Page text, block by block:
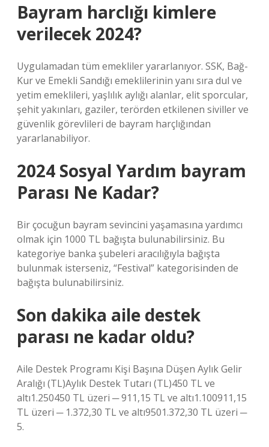
Bayram harclığı kimlere
verilecek 2024?
Uygulamadan tüm emekliler yararlanıyor. SSK, Bağ-
Kur ve Emekli Sandığı emeklilerinin yanı sıra dul ve
yetim emeklileri, yaşlılık aylığı alanlar, elit sporcular,
şehit yakınları, gaziler, terörden etkilenen siviller ve
güvenlik görevlileri de bayram harçlığından
yararlanabiliyor.
2024 Sosyal Yardım bayram
Parası Ne Kadar?
Bir çocuğun bayram sevincini yaşamasına yardımcı
olmak için 1000 TL bağışta bulunabilirsiniz. Bu
kategoriye banka şubeleri aracılığıyla bağışta
bulunmak isterseniz, “Festival” kategorisinden de
bağışta bulunabilirsiniz.
Son dakika aile destek
parası ne kadar oldu?
Aile Destek Programı Kişi Başına Düşen Aylık Gelir
Aralığı (TL)Aylık Destek Tutarı (TL)450 TL ve
altı1.250450 TL üzeri ─ 911,15 TL ve altı1.100911,15
TL üzeri ─ 1.372,30 TL ve altı9501.372,30 TL üzeri ─
5.